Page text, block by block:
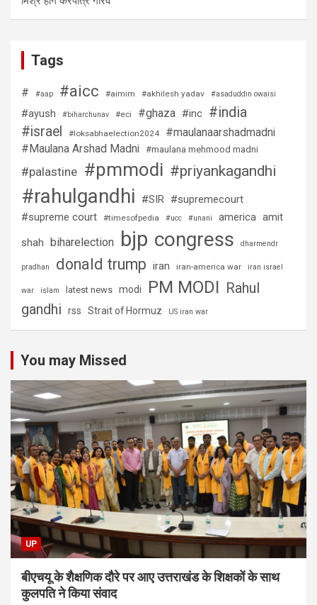
Tags
# #aap #aicc #aimim #akhilesh yadav #asaduddin owaisi
#ayush #biharchunav #eci #ghaza #inc #india
#israel #loksabhaelection2024
#maulanaarshadmadni
#Maulana Arshad Madni
#maulana mehmood madni
#palastine #pmmodi #priyankagandhi
#rahulgandhi #SIR #supremecourt
#supreme court
#timesofpedia #ucc #unani america amit
shah
biharelection bjp congress dharmendr
pradhan donald trump iran iran-america war iran israel
war islam latest news modi PM MODI Rahul
gandhi
rss Strait of Hormuz US iran war
You may Missed
UP
बीएचयू के शैक्षणिक दौरे पर आए उत्तराखंड के शिक्षकों के साथ
कुलपति ने किया संवाद